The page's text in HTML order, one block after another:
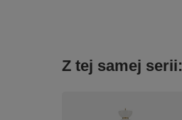
Z tej samej serii: